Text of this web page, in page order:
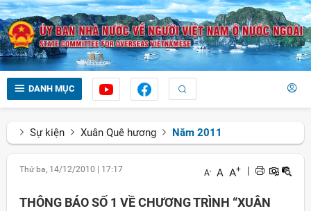
DANH MỤC
Sự kiện Xuân Quê hương Năm 2011
Thứ ba, 14/12/2010 17:17 A- A A+ |
THÔNG BÁO SỐ 1 VỀ CHƯƠNG TRÌNH “XUÂN